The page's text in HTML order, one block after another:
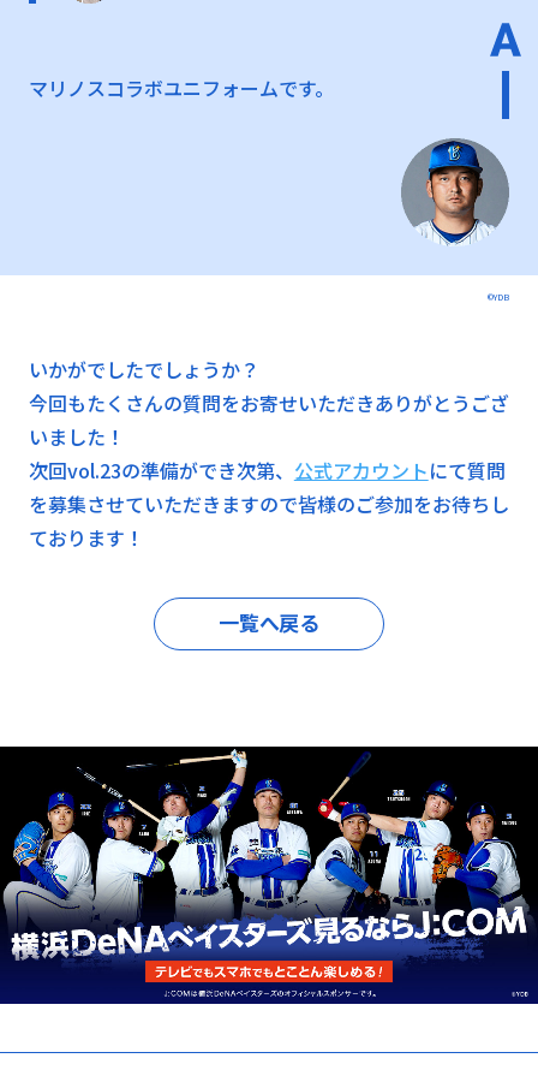
マリノスコラボユニフォームです。
©YDB
いかがでしたでしょうか？
今回もたくさんの質問をお寄せいただきありがとうござ
いました！
次回vol.23の準備ができ次第、 公式アカウントにて質問
を募集させていただきますので皆様のご参加をお待ちし
ております！
一覧へ戻る